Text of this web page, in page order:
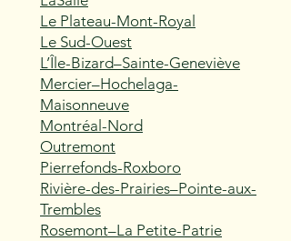
Le Plateau-Mont-Royal
Le Sud-Ouest
L’Île-Bizard–Sainte-Geneviève
Mercier–Hochelaga-
Maisonneuve
Montréal-Nord
Outremont
Pierrefonds-Roxboro
Rivière-des-Prairies–Pointe-aux-
Trembles
Rosemont–La Petite-Patrie